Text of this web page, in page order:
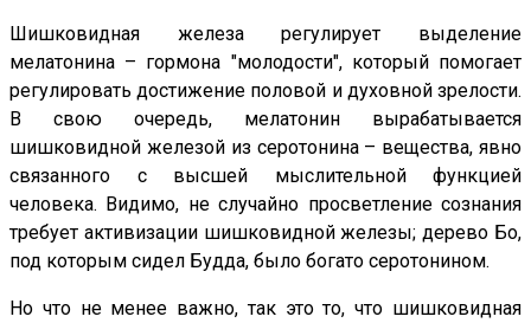
Шишковидная железа регулирует выделение
мелатонина – гормона "молодости", который помогает
регулировать достижение половой и духовной зрелости.
В свою очередь, мелатонин вырабатывается
шишковидной железой из серотонина – вещества, явно
связанного с высшей мыслительной функцией
человека. Видимо, не случайно просветление сознания
требует активизации шишковидной железы; дерево Бо,
под которым сидел Будда, было богато серотонином.
Но что не менее важно, так это то, что шишковидная